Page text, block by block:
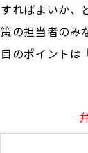
すればよいか、
策の担当者のみ
目のポイントは